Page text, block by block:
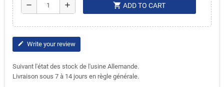
remove add shopping_cart ADD TO CART
edit Write your review
Suivant l'état des stock de l'usine Allemande.
Livraison sous 7 à 14 jours en règle générale.